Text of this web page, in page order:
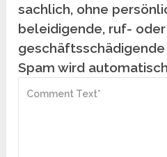
sachlich, ohne
beleidigende, ruf- oder
geschäftsschädigende
Spam wird